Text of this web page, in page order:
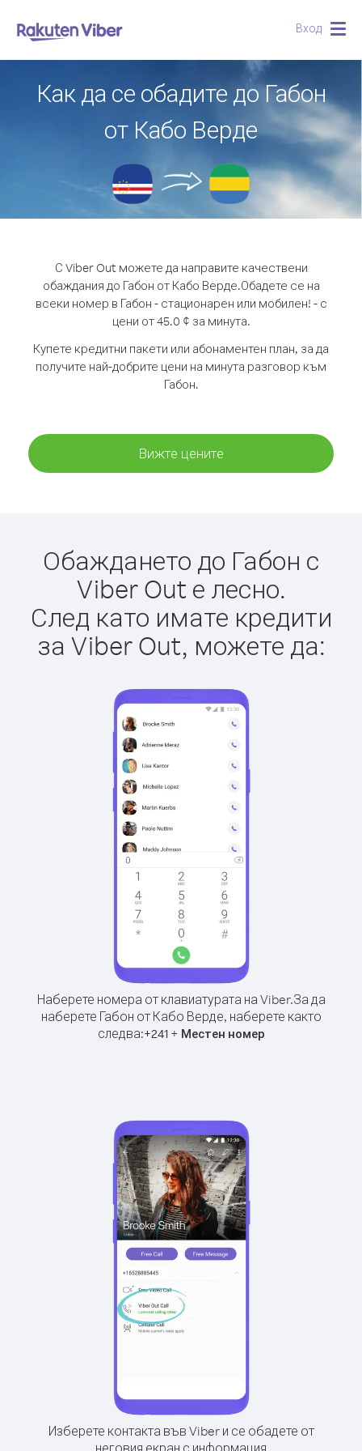
Вход
Как да се обадите до Габон
от Кабо Верде
С Viber Out можете да направите качествени
обаждания до Габон от Кабо Верде.Обадете се на
всеки номер в Габон - стационарен или мобилен! - с
цени от 45.0 ¢ за минута.
Купете кредитни пакети или абонаментен план, за да
получите най-добрите цени на минута разговор към
Габон.
Вижте цените
Обаждането до Габон с
Viber Out е лесно.
След като имате кредити
за Viber Out, можете да:
Наберете номера от клавиатурата на Viber.За да
наберете Габон от Кабо Верде, наберете както
следва:+241+ Местен номер
Изберете контакта във Viber и се обадете от
неговия екран с информация